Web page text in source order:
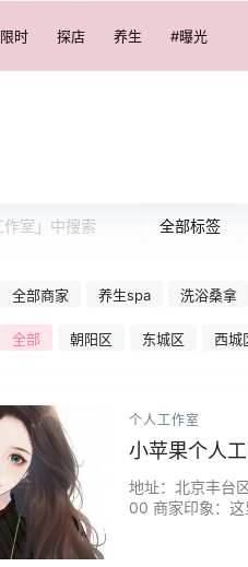
限时 探店 养生 #曝光
全部标签
全部商家 养生spa 洗浴桑拿
全部 朝阳区 东城区 西城
个人工作室
小苹果个人
地址：北京丰台
00 商家印象：